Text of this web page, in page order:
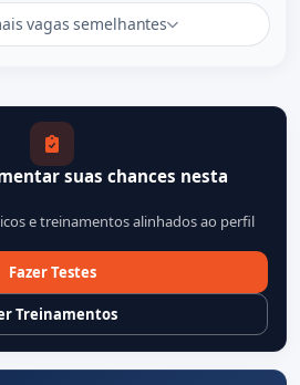
vagas semelhantes
suas chances nesta
e treinamentos alinhados ao perfil
Fazer Testes
Treinamentos